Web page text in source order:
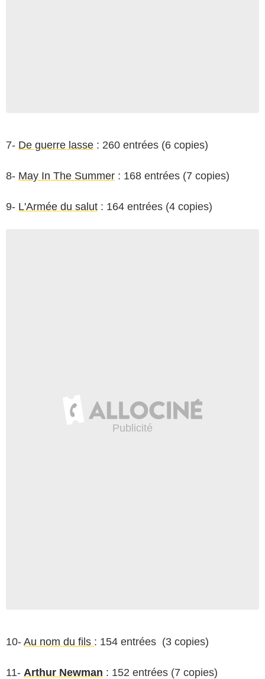
7- De guerre lasse : 260 entrées (6 copies)
8- May In The Summer : 168 entrées (7 copies)
9- L'Armée du salut : 164 entrées (4 copies)
10- Au nom du fils : 154 entrées (3 copies)
11- Arthur Newman : 152 entrées (7 copies)